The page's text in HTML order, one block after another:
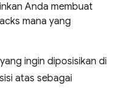
Anda membuat
mana yang
ingin diposisikan di
atas sebagai